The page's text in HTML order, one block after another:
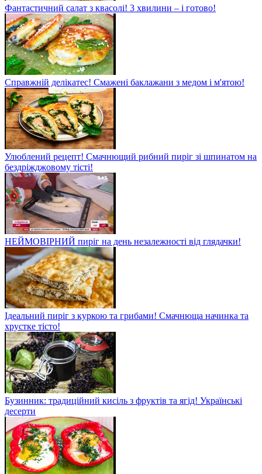
Фантастичний салат з квасолі! 3 хвилини – і готово!
Справжній делікатес! Смажені баклажани з медом і м'ятою!
Улюблений рецепт! Смачнющий рибний пиріг зі шпинатом на
бездріжджовому тісті!
НЕЙМОВІРНИЙ пиріг на день незалежності від глядачки!
Ідеальний пиріг з куркою та грибами! Смачнюща начинка та
хрустке тісто!
Бузинник: традиційний кисіль з фруктів та ягід! Українські
десерти